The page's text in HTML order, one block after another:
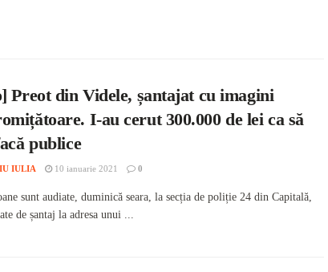
Preot din Videle, șantajat cu imagini
I-au cerut 300.000 de lei ca să
publice
IULIA 10 ianuarie 2021 0
sunt audiate, duminică seara, la secția de poliție 24 din Capitală,
de șantaj la adresa unui ...